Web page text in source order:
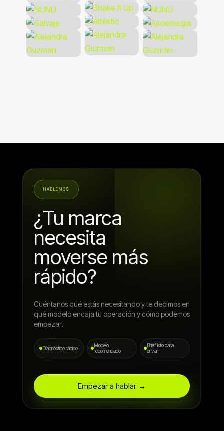
HABLEMOS
¿Tu marca
necesita
moverse más
rápido?
Cuéntanos qué estás necesitando y te decimos en
qué modelo encaja tu operación y cómo podemos
empezar.
Diagnóstico rápido
Modelo
recomendado
Brief listo para
enviar
Empezar a hablar →